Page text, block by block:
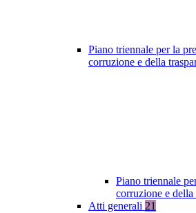
Piano triennale per la
corruzione e della
Piano triennale
corruzione e
Atti generali 21